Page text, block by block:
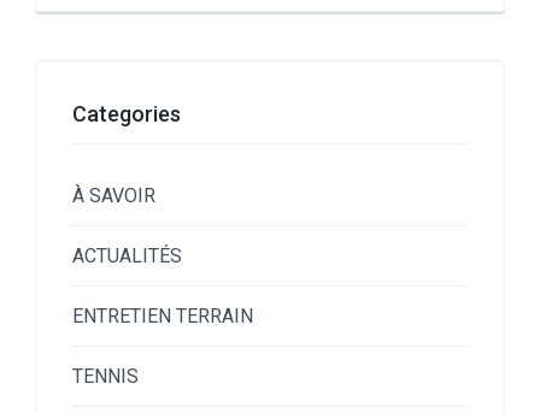
Categories
À SAVOIR
ACTUALITÉS
ENTRETIEN TERRAIN
TENNIS